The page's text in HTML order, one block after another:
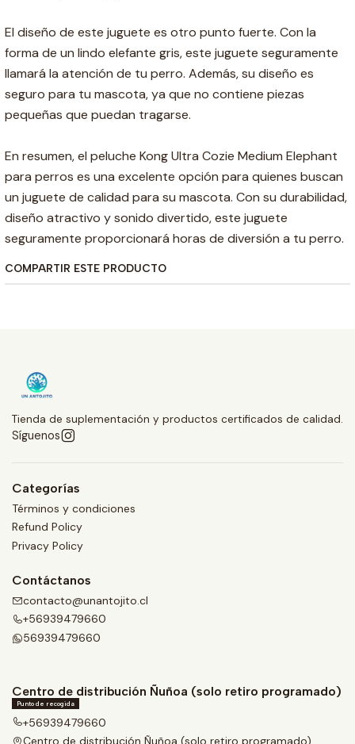
El diseño de este juguete es otro punto fuerte. Con la
forma de un lindo elefante gris, este juguete seguramente
llamará la atención de tu perro. Además, su diseño es
seguro para tu mascota, ya que no contiene piezas
pequeñas que puedan tragarse.
En resumen, el peluche Kong Ultra Cozie Medium Elephant
para perros es una excelente opción para quienes buscan
un juguete de calidad para su mascota. Con su durabilidad,
diseño atractivo y sonido divertido, este juguete
seguramente proporcionará horas de diversión a tu perro.
COMPARTIR ESTE PRODUCTO
Tienda de suplementación y productos certificados de calidad.
Síguenos
Categorías
Términos y condiciones
Refund Policy
Privacy Policy
Contáctanos
contacto@unantojito.cl
+56939479660
56939479660
Centro de distribución Ñuñoa (solo retiro programado)
Punto de recogida
+56939479660